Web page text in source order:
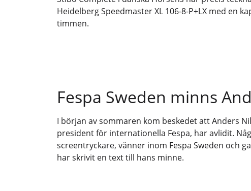
Heidelberg Speedmaster XL 106-8-P+LX med en
timmen.
Fespa Sweden minns
I början av sommaren kom beskedet att Anders
president för internationella Fespa, har avlidit.
screentryckare, vänner inom Fespa Sweden och
har skrivit en text till hans minne.